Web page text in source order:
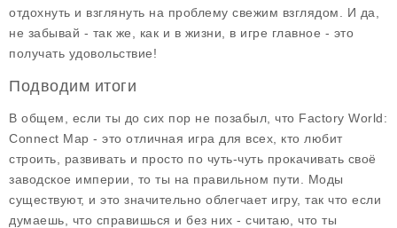
отдохнуть и взглянуть на проблему свежим взглядом. И да,
не забывай - так же, как и в жизни, в игре главное - это
получать удовольствие!
Подводим итоги
В общем, если ты до сих пор не позабыл, что Factory World:
Connect Map - это отличная игра для всех, кто любит
строить, развивать и просто по чуть-чуть прокачивать своё
заводское империи, то ты на правильном пути. Моды
существуют, и это значительно облегчает игру, так что если
думаешь, что справишься и без них - считаю, что ты